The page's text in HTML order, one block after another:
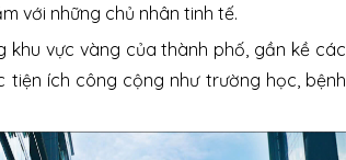
với những chủ nhân tinh tế.
vực vàng của thành phố, gần kề các
ích công cộng như trường học, bệnh